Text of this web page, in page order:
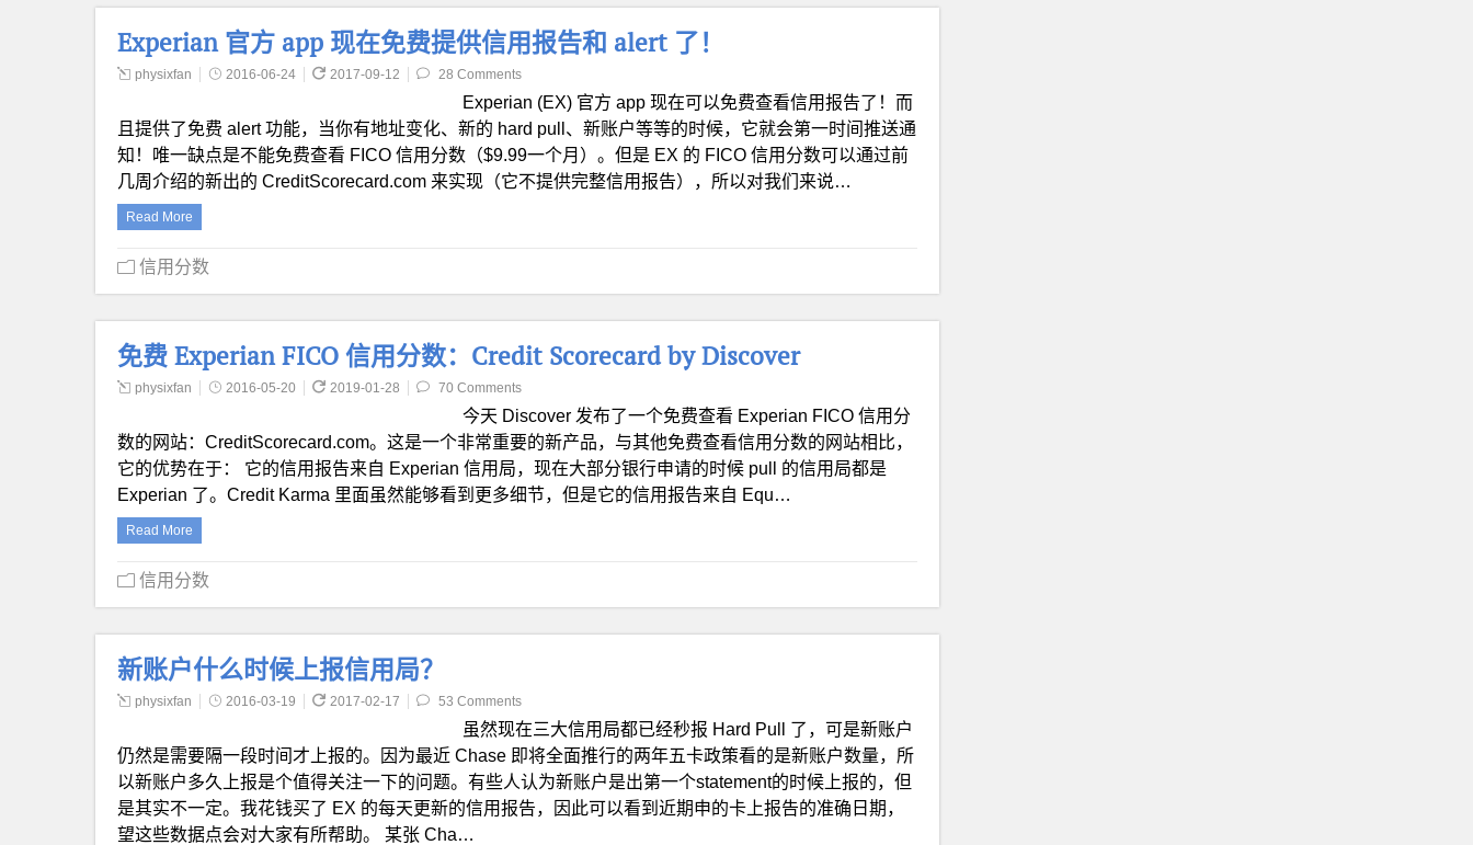
Experian 官方 app 现在免费提供信用报告和 alert 了！
physixfan 2016-06-24 2017-09-12 28 Comments
Experian (EX) 官方 app 现在可以免费查看信用报告了！而
且提供了免费 alert 功能，当你有地址变化、新的 hard pull、新账户等等的时候，它就会第一时间推送通
知！唯一缺点是不能免费查看 FICO 信用分数（$9.99一个月）。但是 EX 的 FICO 信用分数可以通过前
几周介绍的新出的 CreditScorecard.com 来实现（它不提供完整信用报告），所以对我们来说…
Read More
信用分数
免费 Experian FICO 信用分数：Credit Scorecard by Discover
physixfan 2016-05-20 2019-01-28 70 Comments
今天 Discover 发布了一个免费查看 Experian FICO 信用分
数的网站：CreditScorecard.com。这是一个非常重要的新产品，与其他免费查看信用分数的网站相比，
它的优势在于： 它的信用报告来自 Experian 信用局，现在大部分银行申请的时候 pull 的信用局都是
Experian 了。Credit Karma 里面虽然能够看到更多细节，但是它的信用报告来自 Equ…
Read More
信用分数
新账户什么时候上报信用局？
physixfan 2016-03-19 2017-02-17 53 Comments
虽然现在三大信用局都已经秒报 Hard Pull 了，可是新账户
仍然是需要隔一段时间才上报的。因为最近 Chase 即将全面推行的两年五卡政策看的是新账户数量，所
以新账户多久上报是个值得关注一下的问题。有些人认为新账户是出第一个statement的时候上报的，但
是其实不一定。我花钱买了 EX 的每天更新的信用报告，因此可以看到近期申的卡上报告的准确日期，
望这些数据点会对大家有所帮助。 某张 Cha…